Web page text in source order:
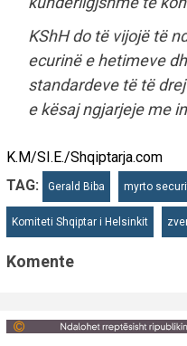
KShH do të vijojë të
ecurinë e hetimeve
standardeve të të
e kësaj ngjarjeje me
K.M/SI.E./Shqiptarja.com
TAG:
Gerald Biba myrto
Komiteti Shqiptar i Helsinkit
Komente